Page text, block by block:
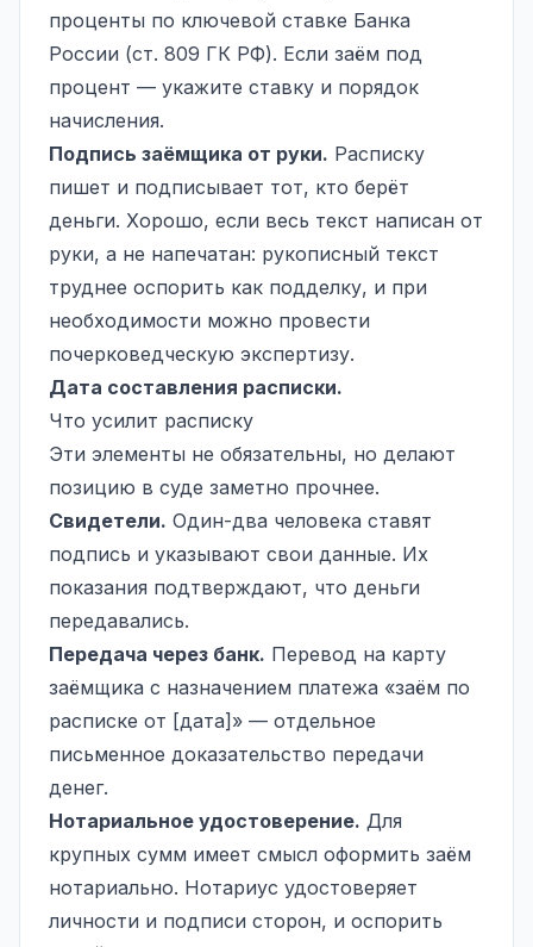
проценты по ключевой ставке Банка
России (ст. 809 ГК РФ). Если заём под
процент — укажите ставку и порядок
начисления.
Подпись заёмщика от руки. Расписку
пишет и подписывает тот, кто берёт
деньги. Хорошо, если весь текст написан от
руки, а не напечатан: рукописный текст
труднее оспорить как подделку, и при
необходимости можно провести
почерковедческую экспертизу.
Дата составления расписки.
Что усилит расписку
Эти элементы не обязательны, но делают
позицию в суде заметно прочнее.
Свидетели. Один-два человека ставят
подпись и указывают свои данные. Их
показания подтверждают, что деньги
передавались.
Передача через банк. Перевод на карту
заёмщика с назначением платежа «заём по
расписке от [дата]» — отдельное
письменное доказательство передачи
денег.
Нотариальное удостоверение. Для
крупных сумм имеет смысл оформить заём
нотариально. Нотариус удостоверяет
личности и подписи сторон, и оспорить